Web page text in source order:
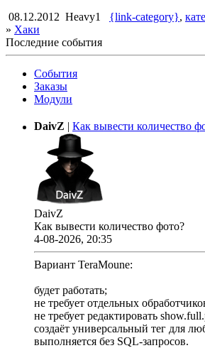
08.12.2012 Heavy1 {link-category},
» Хаки
Последние события
События
Заказы
Модули
DaivZ Как вывести количество
DaivZ
Как вывести количество фото?
4-08-2026, 20:35
Вариант TeraMoune:
будет работать;
не требует отдельных
не требует редактировать
создаёт универсальный тег для
выполняется без SQL-запросов.